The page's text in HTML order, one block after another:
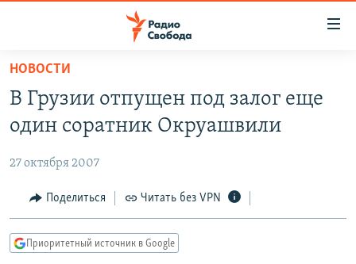
упрощенного
доступа
основному
Вернутся
главной
навигации
ПОДКАСТЫ
АВТОРСКИЕ ПРОЕКТЫ
ЦИТАТЫ СВОБОДЫ
МНЕНИЯ
IDEL.РЕАЛИИ
НОВОСТИ
В Грузии отпущен под залог еще
один соратник Окруашвили
27 октября 2007
Поделиться Читать без VPN
Приоритетный источник в Google